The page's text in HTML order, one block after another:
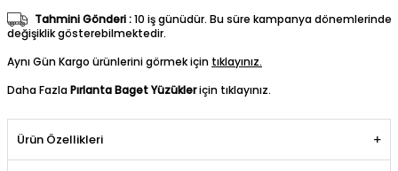
Tahmini Gönderi :10 iş günüdür. Bu süre kampanya dönemlerinde
değişiklik gösterebilmektedir.
Aynı Gün Kargo ürünlerini görmek için tıklayınız.
Daha FazlaPırlanta Baget Yüzükleriçin tıklayınız.
Ürün Özellikleri